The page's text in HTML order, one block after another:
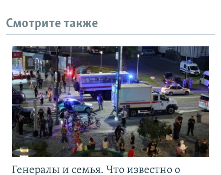
Смотрите также
Генералы и семья. Что известно о